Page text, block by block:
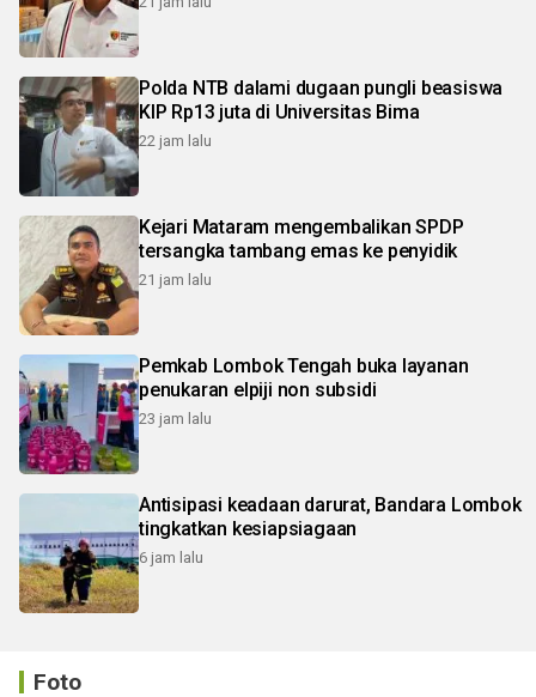
Polda NTB dalami dugaan pungli beasiswa
KIP Rp13 juta di Universitas Bima
22 jam lalu
Kejari Mataram mengembalikan SPDP
tersangka tambang emas ke penyidik
21 jam lalu
Pemkab Lombok Tengah buka layanan
penukaran elpiji non subsidi
23 jam lalu
Antisipasi keadaan darurat, Bandara Lombok
tingkatkan kesiapsiagaan
6 jam lalu
Foto